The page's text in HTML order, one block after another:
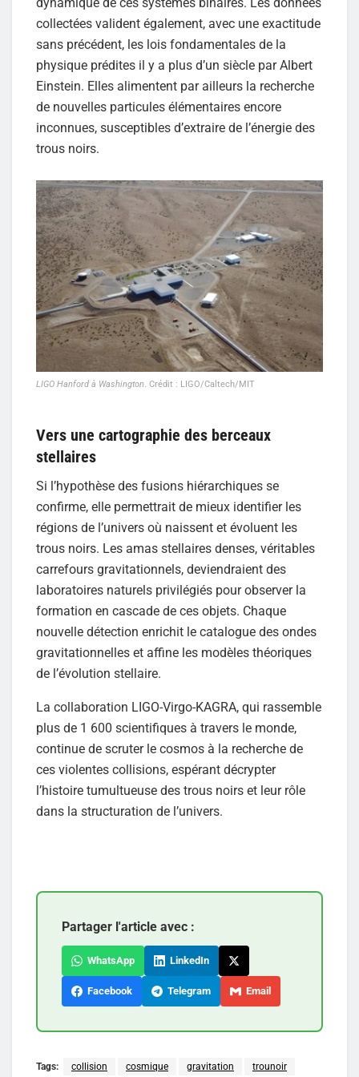
collectées valident également, avec une exactitude
sans précédent, les lois fondamentales de la
physique prédites il y a plus d’un siècle par Albert
Einstein. Elles alimentent par ailleurs la recherche
de nouvelles particules élémentaires encore
inconnues, susceptibles d’extraire de l’énergie des
trous noirs.
LIGO Hanford à Washington. Crédit : LIGO/Caltech/MIT
Vers une cartographie des berceaux
stellaires
Si l’hypothèse des fusions hiérarchiques se
confirme, elle permettrait de mieux identifier les
régions de l’univers où naissent et évoluent les
trous noirs. Les amas stellaires denses, véritables
carrefours gravitationnels, deviendraient des
laboratoires naturels privilégiés pour observer la
formation en cascade de ces objets. Chaque
nouvelle détection enrichit le catalogue des ondes
gravitationnelles et affine les modèles théoriques
de l’évolution stellaire.
La collaboration LIGO-Virgo-KAGRA, qui rassemble
plus de 1 600 scientifiques à travers le monde,
continue de scruter le cosmos à la recherche de
ces violentes collisions, espérant décrypter
l’histoire tumultueuse des trous noirs et leur rôle
dans la structuration de l’univers.
Partager l'article avec :
WhatsApp LinkedIn
Facebook Telegram Email
Tags: collision cosmique gravitation trounoir